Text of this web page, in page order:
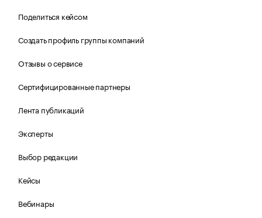
Поделиться кейсом
Создать профиль группы компаний
Отзывы о сервисе
Сертифицированные партнеры
Лента публикаций
Эксперты
Выбор редакции
Кейсы
Вебинары